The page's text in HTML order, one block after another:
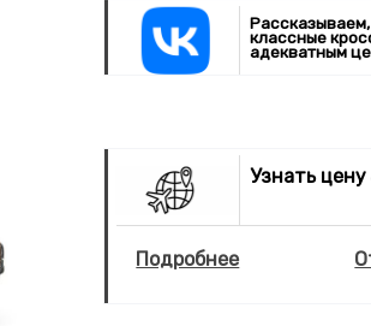
Рассказываем,
классные
адекватным
Узнать цену
Подробнее